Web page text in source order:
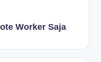
Worker Saja